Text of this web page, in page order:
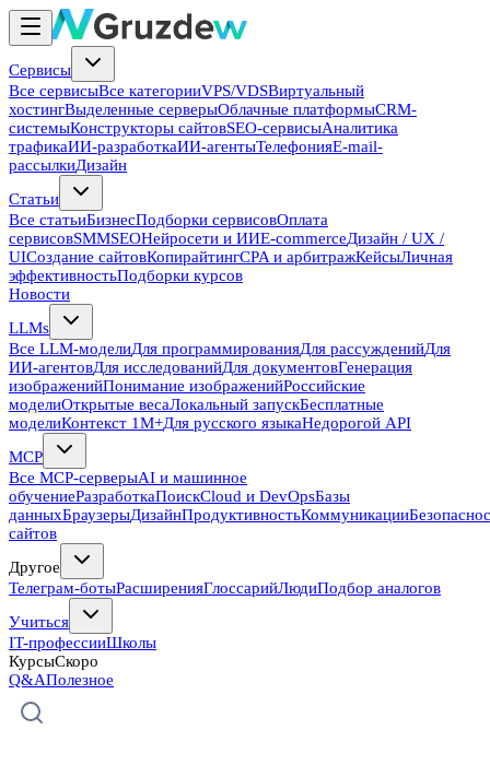
Сервисы
Все сервисыВсе категорииVPS/VDSВиртуальный
хостингВыделенные серверыОблачные платформыCRM-
системыКонструкторы сайтовSEO-сервисыАналитика
трафикаИИ-разработкаИИ-агентыТелефонияE-mail-
рассылкиДизайн
Статьи
Все статьиБизнесПодборки сервисовОплата
сервисовSMMSEOНейросети и ИИE-commerceДизайн / UX /
UIСоздание сайтовКопирайтингCPA и арбитражКейсыЛичная
эффективностьПодборки курсов
Новости
LLMs
Все LLM-моделиДля программированияДля рассужденийДля
ИИ-агентовДля исследованийДля документовГенерация
изображенийПонимание изображенийРоссийские
моделиОткрытые весаЛокальный запускБесплатные
моделиКонтекст 1M+Для русского языкаНедорогой API
MCP
Все MCP-серверыAI и машинное
обучениеРазработкаПоискCloud и DevOpsБазы
данныхБраузерыДизайнПродуктивностьКоммуникации
сайтов
Другое
Телеграм-ботыРасширенияГлоссарийЛюдиПодбор аналогов
Учиться
IT-профессииШколы
КурсыСкоро
Q&AПолезное